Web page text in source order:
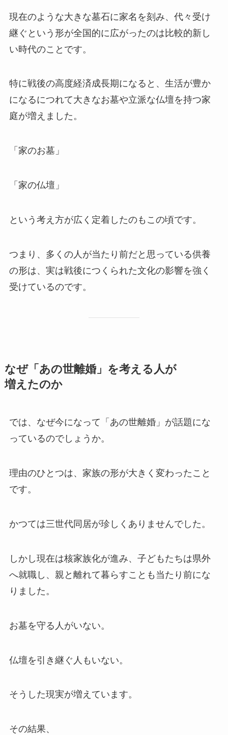
現在のような大きな墓石に家名を刻み、代々受け
継ぐという形が全国的に広がったのは比較的新し
い時代のことです。
特に戦後の高度経済成長期になると、生活が豊か
になるにつれて大きなお墓や立派な仏壇を持つ家
庭が増えました。
「家のお墓」
「家の仏壇」
という考え方が広く定着したのもこの頃です。
つまり、多くの人が当たり前だと思っている供養
の形は、実は戦後につくられた文化の影響を強く
受けているのです。
なぜ​「あの​世離婚」を​考える​人が​
増えたのか
では、なぜ今になって「あの世離婚」が話題にな
っているのでしょうか。
理由のひとつは、家族の形が大きく変わったこと
です。
かつては三世代同居が珍しくありませんでした。
しかし現在は核家族化が進み、子どもたちは県外
へ就職し、親と離れて暮らすことも当たり前にな
りました。
お墓を守る人がいない。
仏壇を引き継ぐ人もいない。
そうした現実が増えています。
その結果、